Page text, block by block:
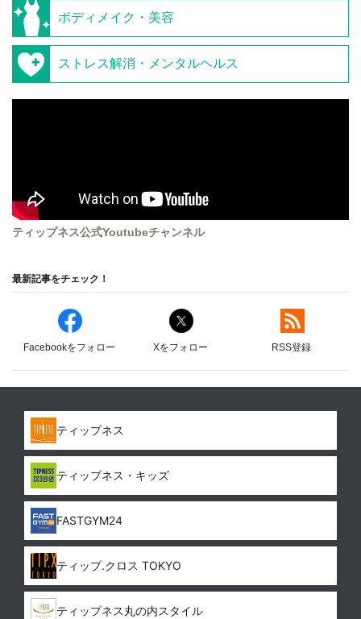
ボディメイク・美容
ストレス解消・メンタルヘルス
ティップネス公式Youtubeチャンネル
最新記事をチェック！
Facebookをフォロー Xをフォロー RSS登録
ティップネス
ティップネス・キッズ
FASTGYM24
ティップ.クロス TOKYO
ティップネス丸の内スタイル